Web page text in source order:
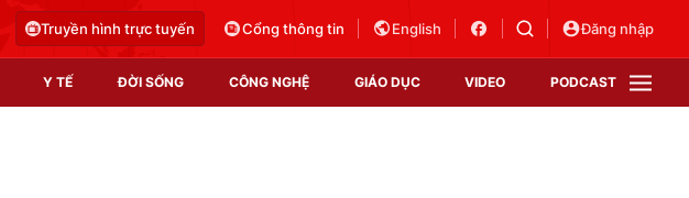
Truyền hình trực tuyến Cổng thông tin English Đăng nhập
Y TẾ ĐỜI SỐNG CÔNG NGHỆ GIÁO DỤC VIDEO PODCAST